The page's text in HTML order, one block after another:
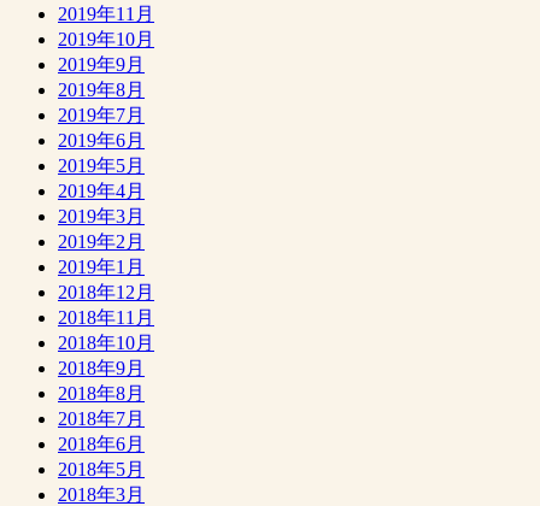
2019年11月
2019年10月
2019年9月
2019年8月
2019年7月
2019年6月
2019年5月
2019年4月
2019年3月
2019年2月
2019年1月
2018年12月
2018年11月
2018年10月
2018年9月
2018年8月
2018年7月
2018年6月
2018年5月
2018年3月